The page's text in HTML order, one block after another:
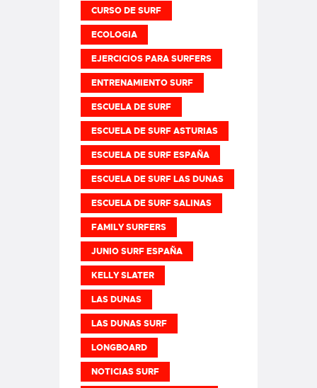
CURSO DE SURF
ECOLOGIA
EJERCICIOS PARA SURFERS
ENTRENAMIENTO SURF
ESCUELA DE SURF
ESCUELA DE SURF ASTURIAS
ESCUELA DE SURF ESPAÑA
ESCUELA DE SURF LAS DUNAS
ESCUELA DE SURF SALINAS
FAMILY SURFERS
JUNIO SURF ESPAÑA
KELLY SLATER
LAS DUNAS
LAS DUNAS SURF
LONGBOARD
NOTICIAS SURF